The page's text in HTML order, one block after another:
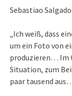
Sebastiao Salgado
„Ich weiß, dass
um ein Foto von
produzieren… Im
Situation, zum
paar tausend